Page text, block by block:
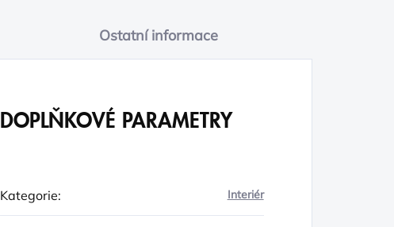
Ostatní informace
DOPLŇKOVÉ PARAMETRY
Kategorie: Interiér